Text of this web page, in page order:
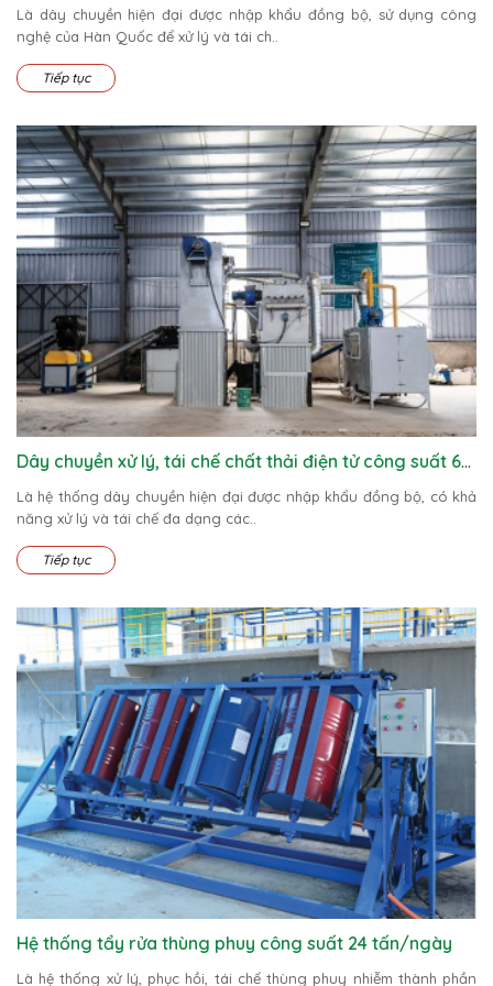
Là dây chuyền hiện đại được nhập khẩu đồng bộ, sử dụng công
nghệ của Hàn Quốc để xử lý và tái ch..
Tiếp tục
Dây chuyền xử lý, tái chế chất thải điện tử công suất 60 tấn/ngày
Là hệ thống dây chuyền hiện đại được nhập khẩu đồng bộ, có khả
năng xử lý và tái chế đa dạng các..
Tiếp tục
Hệ thống tẩy rửa thùng phuy công suất 24 tấn/ngày
Là hệ thống xử lý, phục hồi, tái chế thùng phuy nhiễm thành phần